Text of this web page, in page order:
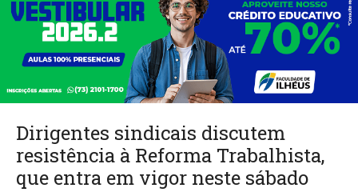
Dirigentes sindicais discutem
resistência à Reforma Trabalhista,
que entra em vigor neste sábado